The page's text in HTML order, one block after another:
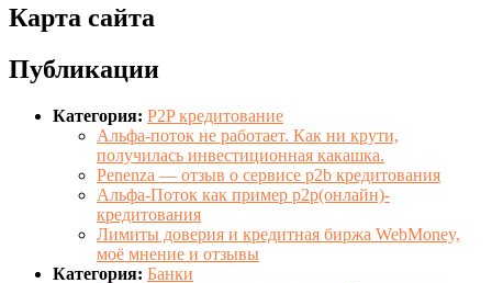
Карта сайта
Публикации
Категория: P2P кредитование
Альфа-поток не работает. Как ни крути,
получилась инвестиционная какашка.
Penenza — отзыв о сервисе p2b кредитования
Альфа-Поток как пример p2p(онлайн)-
кредитования
Лимиты доверия и кредитная биржа WebMoney,
моё мнение и отзывы
Категория: Банки